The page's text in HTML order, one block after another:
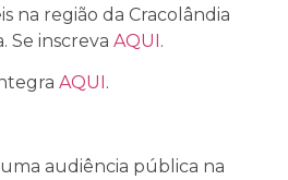
na região da Cracolândia
Se inscreva AQUI.
AQUI .
audiência pública na